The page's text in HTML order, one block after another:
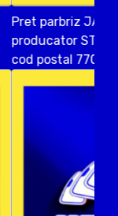
2015
ILFOV